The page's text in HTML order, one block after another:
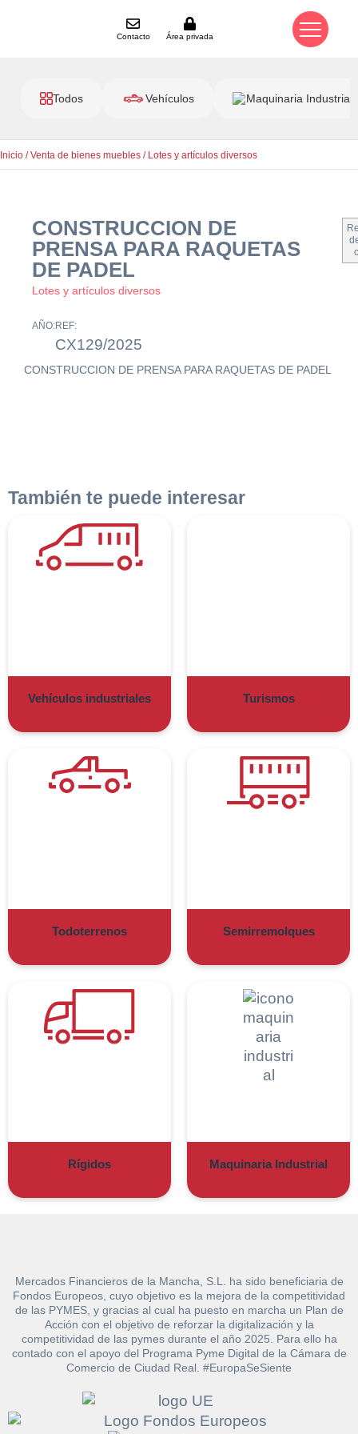
Contacto Área privada
Todos Vehículos Maquinaria Industrial
Inicio /Venta de bienes muebles / Lotes y artículos diversos
CONSTRUCCION DE
PRENSA PARA RAQUETAS
DE PADEL
Lotes y artículos diversos
AÑO:REF:
CX129/2025
CONSTRUCCION DE PRENSA PARA RAQUETAS DE PADEL
También te puede interesar
Vehículos industriales Turismos
Todoterrenos Semirremolques
Rígidos Maquinaria Industrial
Mercados Financieros de la Mancha, S.L. ha sido beneficiaria de
Fondos Europeos, cuyo objetivo es la mejora de la competitividad
de las PYMES, y gracias al cual ha puesto en marcha un Plan de
Acción con el objetivo de reforzar la digitalización y la
competitividad de las pymes durante el año 2025. Para ello ha
contado con el apoyo del Programa Pyme Digital de la Cámara de
Comercio de Ciudad Real. #EuropaSeSiente
Solicitar
documentación
Hacer Oferta
Razón social* CIF/DNI Ofertante*